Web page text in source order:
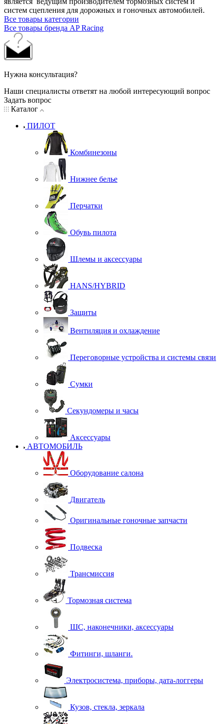
систем сцепления для дорожных и гоночных автомобилей.
Все товары категории
Все товары бренда AP Racing
Нужна консультация?
Наши специалисты ответят на любой интересующий вопрос
Задать вопрос
Каталог
ПИЛОТ
Комбинезоны
Нижнее белье
Перчатки
Обувь пилота
Шлемы и аксессуары
HANS/HYBRID
Защиты
Вентиляция и охлаждение
Переговорные устройства и системы связи
Сумки
Секундомеры и часы
Аксессуары
АВТОМОБИЛЬ
Оборудование салона
Двигатель
Оригинальные гоночные запчасти
Подвеска
Трансмиссия
Тормозная система
ШС, наконечники, аксессуары
Фитинги, шланги.
Электросистема, приборы, дата-логгеры
Кузов, стекла, зеркала